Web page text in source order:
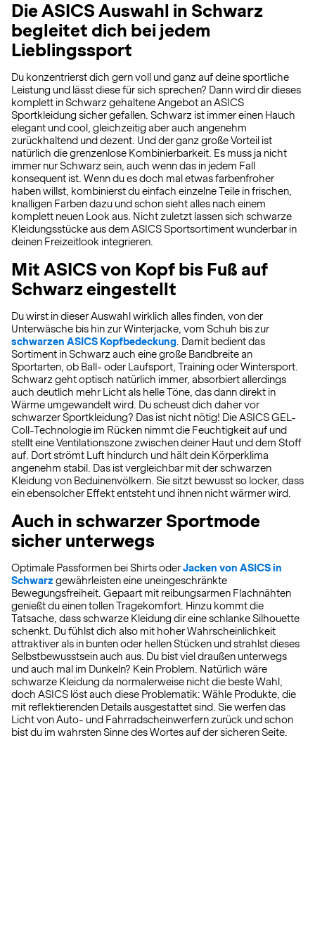
Die ASICS Auswahl in Schwarz
begleitet dich bei jedem
Lieblingssport
Du konzentrierst dich gern voll und ganz auf deine sportliche
Leistung und lässt diese für sich sprechen? Dann wird dir dieses
komplett in Schwarz gehaltene Angebot an ASICS
Sportkleidung sicher gefallen. Schwarz ist immer einen Hauch
elegant und cool, gleichzeitig aber auch angenehm
zurückhaltend und dezent. Und der ganz große Vorteil ist
natürlich die grenzenlose Kombinierbarkeit. Es muss ja nicht
immer nur Schwarz sein, auch wenn das in jedem Fall
konsequent ist. Wenn du es doch mal etwas farbenfroher
haben willst, kombinierst du einfach einzelne Teile in frischen,
knalligen Farben dazu und schon sieht alles nach einem
komplett neuen Look aus. Nicht zuletzt lassen sich schwarze
Kleidungsstücke aus dem ASICS Sportsortiment wunderbar in
deinen Freizeitlook integrieren.
Mit ASICS von Kopf bis Fuß auf
Schwarz eingestellt
Du wirst in dieser Auswahl wirklich alles finden, von der
Unterwäsche bis hin zur Winterjacke, vom Schuh bis zur
schwarzen ASICS Kopfbedeckung. Damit bedient das
Sortiment in Schwarz auch eine große Bandbreite an
Sportarten, ob Ball- oder Laufsport, Training oder Wintersport.
Schwarz geht optisch natürlich immer, absorbiert allerdings
auch deutlich mehr Licht als helle Töne, das dann direkt in
Wärme umgewandelt wird. Du scheust dich daher vor
schwarzer Sportkleidung? Das ist nicht nötig! Die ASICS GEL-
Coll-Technologie im Rücken nimmt die Feuchtigkeit auf und
stellt eine Ventilationszone zwischen deiner Haut und dem Stoff
auf. Dort strömt Luft hindurch und hält dein Körperklima
angenehm stabil. Das ist vergleichbar mit der schwarzen
Kleidung von Beduinenvölkern. Sie sitzt bewusst so locker, dass
ein ebensolcher Effekt entsteht und ihnen nicht wärmer wird.
Auch in schwarzer Sportmode
sicher unterwegs
Optimale Passformen bei Shirts oderJacken von ASICS in
Schwarz gewährleisten eine uneingeschränkte
Bewegungsfreiheit. Gepaart mit reibungsarmen Flachnähten
genießt du einen tollen Tragekomfort. Hinzu kommt die
Tatsache, dass schwarze Kleidung dir eine schlanke Silhouette
schenkt. Du fühlst dich also mit hoher Wahrscheinlichkeit
attraktiver als in bunten oder hellen Stücken und strahlst dieses
Selbstbewusstsein auch aus. Du bist viel draußen unterwegs
und auch mal im Dunkeln? Kein Problem. Natürlich wäre
schwarze Kleidung da normalerweise nicht die beste Wahl,
doch ASICS löst auch diese Problematik: Wähle Produkte, die
mit reflektierenden Details ausgestattet sind. Sie werfen das
Licht von Auto- und Fahrradscheinwerfern zurück und schon
bist du im wahrsten Sinne des Wortes auf der sicheren Seite.